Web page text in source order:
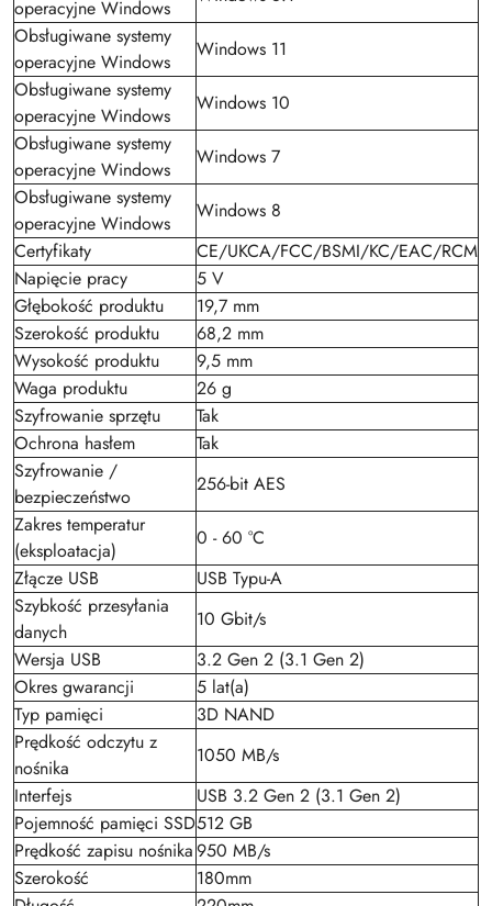
operacyjne Windows
Obsługiwane systemy
operacyjne Windows
Windows 11
Obsługiwane systemy
operacyjne Windows
Windows 10
Obsługiwane systemy
operacyjne Windows
Windows 7
Obsługiwane systemy
operacyjne Windows
Windows 8
Certyfikaty
CE/UKCA/FCC/BSMI/KC/EAC/RCM
Napięcie pracy
5 V
Głębokość produktu
19,7 mm
Szerokość produktu
68,2 mm
Wysokość produktu
9,5 mm
Waga produktu
26 g
Szyfrowanie sprzętu
Tak
Ochrona hasłem
Tak
Szyfrowanie /
bezpieczeństwo
256-bit AES
Zakres temperatur
(eksploatacja)
0 - 60 °C
Złącze USB
USB Typu-A
Szybkość przesyłania
danych
10 Gbit/s
Wersja USB
3.2 Gen 2 (3.1 Gen 2)
Okres gwarancji
5 lat(a)
Typ pamięci
3D NAND
Prędkość odczytu z
nośnika
1050 MB/s
Interfejs
USB 3.2 Gen 2 (3.1 Gen 2)
Pojemność pamięci SSD512 GB
Prędkość zapisu nośnika950 MB/s
Szerokość
180mm